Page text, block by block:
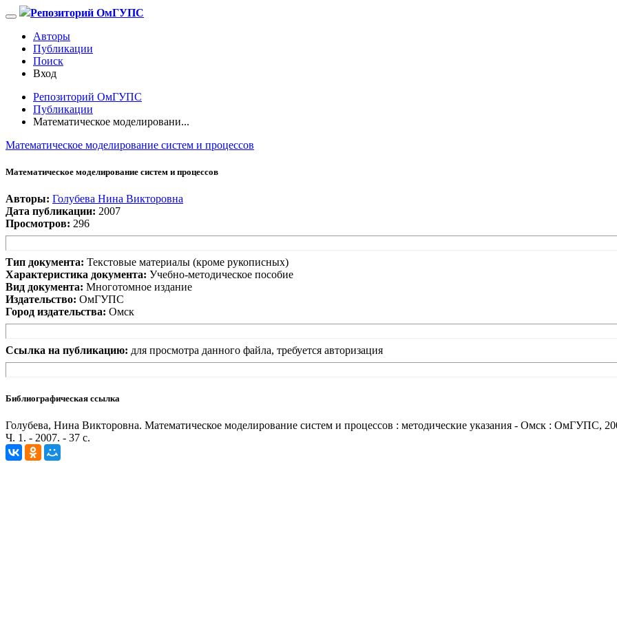
Репозиторий ОмГУПС
Авторы
Публикации
Поиск
Вход
Репозиторий ОмГУПС
Публикации
Математическое моделировани...
Математическое моделирование систем и процессов
Математическое моделирование систем и процессов
Авторы: Голубева Нина Викторовна
Дата публикации: 2007
Просмотров: 296
Тип документа: Текстовые материалы (кроме рукописных)
Характеристика документа: Учебно-методическое пособие
Вид документа: Многотомное издание
Издательство: ОмГУПС
Город издательства: Омск
Ссылка на публикацию: для просмотра данного файла, требуется авторизация
Библиографическая ссылка
Голубева, Нина Викторовна. Математическое моделирование систем и процессов : методические указания - Омск : ОмГУПС,
Ч. 1. - 2007. - 37 с.